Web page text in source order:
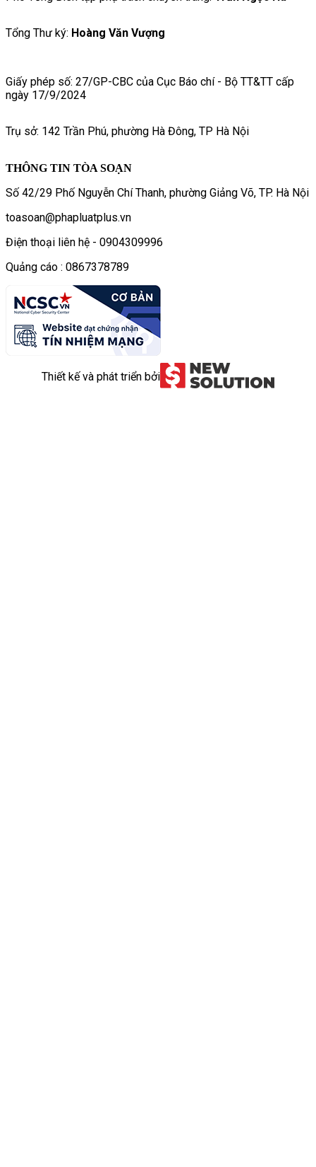
Tổng Thư ký: Hoàng Văn Vượng
Giấy phép số: 27/GP-CBC của Cục Báo chí - Bộ TT&TT cấp
ngày 17/9/2024
Trụ sở: 142 Trần Phú, phường Hà Đông, TP Hà Nội
THÔNG TIN TÒA SOẠN
Số 42/29 Phố Nguyễn Chí Thanh, phường Giảng Võ, TP. Hà Nội
toasoan@phapluatplus.vn
Điện thoại liên hệ - 0904309996
Quảng cáo : 0867378789
Thiết kế và phát triển bởi